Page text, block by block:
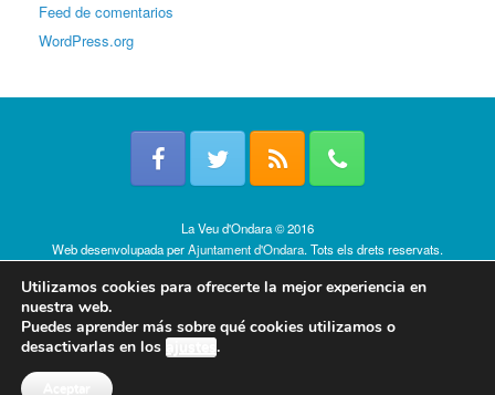
Feed de comentarios
WordPress.org
La Veu d'Ondara © 2016
Web desenvolupada perAjuntament d'Ondara. Tots els drets reservats.
Utilizamos cookies para ofrecerte la mejor experiencia en
nuestra web.
Puedes aprender más sobre qué cookies utilizamos o
desactivarlas en los ajustes.